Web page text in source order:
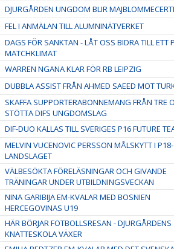
DJURGÅRDEN UNGDOM BLIR
FEL I ANMÄLAN TILL ALUMNINÄTVERKET
DAGS FÖR SANKTAN - LÅT OSS BIDRA TILL ETT
MATCHKLIMAT
WARREN NGANA KLAR FÖR RB LEIPZIG
DUBBLA ASSIST FRÅN AHMED SAEED MOT
SKAFFA SUPPORTERABONNEMANG FRÅN TRE
STÖTTA DIFS UNGDOMSLAG
DIF-DUO KALLAS TILL SVERIGES P16 FUTURE
MELVIN VUCENOVIC PERSSON MÅLSKYTT I P18-
LANDSLAGET
VÄLBESÖKTA FÖRELÄSNINGAR OCH GIVANDE
TRÄNINGAR UNDER UTBILDNINGSVECKAN
NINA GARIBIJA EM-KVALAR MED BOSNIEN
HERCEGOVINAS U19
HÄR BÖRJAR FOTBOLLSRESAN - DJURGÅRDENS
KNATTESKOLA VÄXER